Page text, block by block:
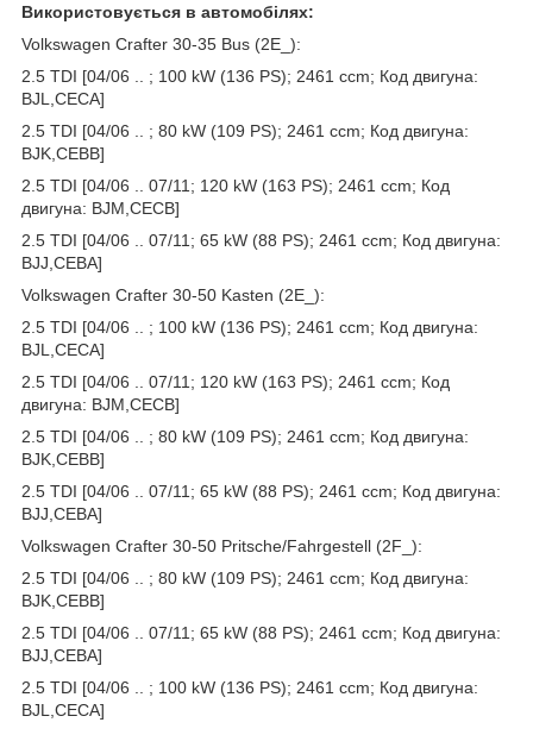
Використовується в автомобілях:
Volkswagen Crafter 30-35 Bus (2E_):
2.5 TDI [04/06 .. ; 100 kW (136 PS); 2461 ccm; Код двигуна:
BJL,CECA]
2.5 TDI [04/06 .. ; 80 kW (109 PS); 2461 ccm; Код двигуна:
BJK,CEBB]
2.5 TDI [04/06 .. 07/11; 120 kW (163 PS); 2461 ccm; Код
двигуна: BJM,CECB]
2.5 TDI [04/06 .. 07/11; 65 kW (88 PS); 2461 ccm; Код двигуна:
BJJ,CEBA]
Volkswagen Crafter 30-50 Kasten (2E_):
2.5 TDI [04/06 .. ; 100 kW (136 PS); 2461 ccm; Код двигуна:
BJL,CECA]
2.5 TDI [04/06 .. 07/11; 120 kW (163 PS); 2461 ccm; Код
двигуна: BJM,CECB]
2.5 TDI [04/06 .. ; 80 kW (109 PS); 2461 ccm; Код двигуна:
BJK,CEBB]
2.5 TDI [04/06 .. 07/11; 65 kW (88 PS); 2461 ccm; Код двигуна:
BJJ,CEBA]
Volkswagen Crafter 30-50 Pritsche/Fahrgestell (2F_):
2.5 TDI [04/06 .. ; 80 kW (109 PS); 2461 ccm; Код двигуна:
BJK,CEBB]
2.5 TDI [04/06 .. 07/11; 65 kW (88 PS); 2461 ccm; Код двигуна:
BJJ,CEBA]
2.5 TDI [04/06 .. ; 100 kW (136 PS); 2461 ccm; Код двигуна:
BJL,CECA]